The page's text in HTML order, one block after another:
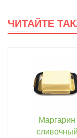
ЧИТАЙТЕ
Маргарин
сливочный